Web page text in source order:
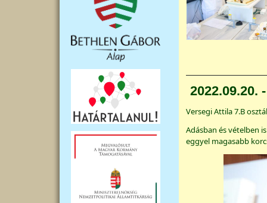
2022.09.20.
Versegi Attila 7.B
Adásban és vételben
eggyel magasabb